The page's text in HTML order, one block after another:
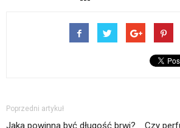
Poprzedni artykuł
Jaka powinna być długość brwi? Czy